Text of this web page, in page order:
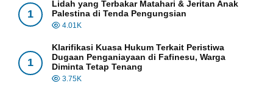
1
Lidah yang Terbakar Matahari & Jeritan Anak
Palestina di Tenda Pengungsian
4.01K
1
Klarifikasi Kuasa Hukum Terkait Peristiwa
Dugaan Penganiayaan di Fafinesu, Warga
Diminta Tetap Tenang
3.75K